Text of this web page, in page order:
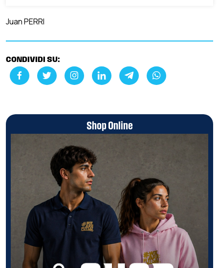
Juan PERRI
CONDIVIDI SU:
Shop Online